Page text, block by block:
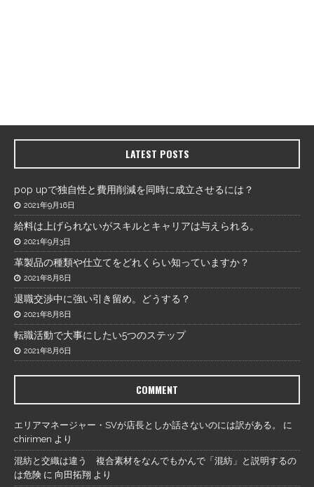
LATEST POSTS
pop upで独自性と費用削減を同時に成立させるには？
2021年9月16日
給料は上げられないがスキルとキャリアは与えられる。
2021年9月3日
革製品の種類や仕立てをどれくらい知っていますか？
2021年8月8日
退職交渉中に強い引き留め。どうする？
2021年8月8日
転職活動で大事にしたい5つのステップ
2021年8月6日
COMMENT
エリアマネージャー・SVが店長としか話さないのには訳がある。
に
chirimen より
混紡と交織は違う 複合素材をなんでもかんで「混紡」と説明するの
は危険 に 向田拓翔 より